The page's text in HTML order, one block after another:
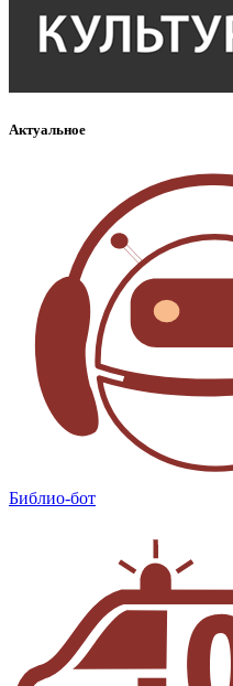
Актуальное
Библио-бот